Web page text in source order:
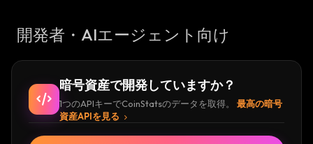
開発者・AIエージェント向け
暗号資産で開発していますか？
1つのAPIキーでCoinStatsのデータを取得。
最高の暗号
資産APIを見る